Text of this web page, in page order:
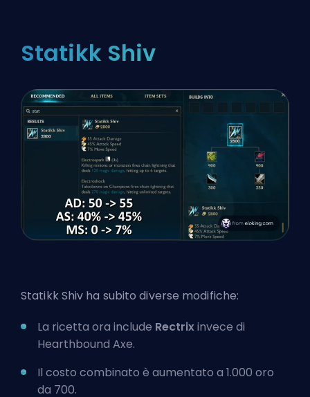
Statikk Shiv
Statikk Shiv ha subito diverse modifiche:
La ricetta ora include Rectrixinvece di
Hearthbound Axe.
Il costo combinato è aumentato a 1.000 oro
da 700.